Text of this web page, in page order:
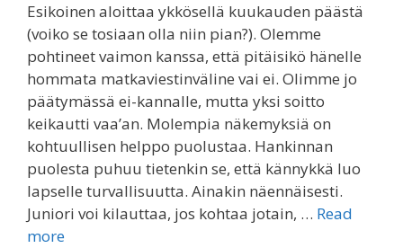
Esikoinen aloittaa ykkösellä kuukauden päästä
(voiko se tosiaan olla niin pian?). Olemme
pohtineet vaimon kanssa, että pitäisikö hänelle
hommata matkaviestinväline vai ei. Olimme jo
päätymässä ei-kannalle, mutta yksi soitto
keikautti vaa’an. Molempia näkemyksiä on
kohtuullisen helppo puolustaa. Hankinnan
puolesta puhuu tietenkin se, että kännykkä luo
lapselle turvallisuutta. Ainakin näennäisesti.
Juniori voi kilauttaa, jos kohtaa jotain, … Read
more